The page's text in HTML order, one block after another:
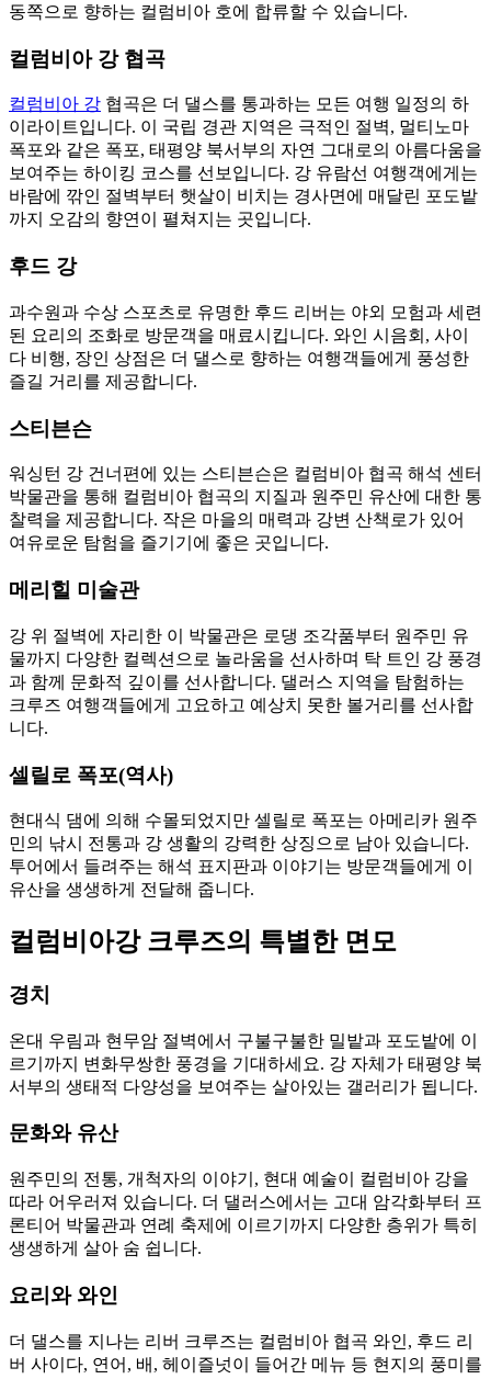
동쪽으로 향하는 컬럼비아 호에 합류할 수 있습니다.
컬럼비아 강 협곡
컬럼비아 강 협곡은 더 댈스를 통과하는 모든 여행 일정의 하
이라이트입니다. 이 국립 경관 지역은 극적인 절벽, 멀티노마
폭포와 같은 폭포, 태평양 북서부의 자연 그대로의 아름다움을
보여주는 하이킹 코스를 선보입니다. 강 유람선 여행객에게는
바람에 깎인 절벽부터 햇살이 비치는 경사면에 매달린 포도밭
까지 오감의 향연이 펼쳐지는 곳입니다.
후드 강
과수원과 수상 스포츠로 유명한 후드 리버는 야외 모험과 세련
된 요리의 조화로 방문객을 매료시킵니다. 와인 시음회, 사이
다 비행, 장인 상점은 더 댈스로 향하는 여행객들에게 풍성한
즐길 거리를 제공합니다.
스티븐슨
워싱턴 강 건너편에 있는 스티븐슨은 컬럼비아 협곡 해석 센터
박물관을 통해 컬럼비아 협곡의 지질과 원주민 유산에 대한 통
찰력을 제공합니다. 작은 마을의 매력과 강변 산책로가 있어
여유로운 탐험을 즐기기에 좋은 곳입니다.
메리힐 미술관
강 위 절벽에 자리한 이 박물관은 로댕 조각품부터 원주민 유
물까지 다양한 컬렉션으로 놀라움을 선사하며 탁 트인 강 풍경
과 함께 문화적 깊이를 선사합니다. 댈러스 지역을 탐험하는
크루즈 여행객들에게 고요하고 예상치 못한 볼거리를 선사합
니다.
셀릴로 폭포(역사)
현대식 댐에 의해 수몰되었지만 셀릴로 폭포는 아메리카 원주
민의 낚시 전통과 강 생활의 강력한 상징으로 남아 있습니다.
투어에서 들려주는 해석 표지판과 이야기는 방문객들에게 이
유산을 생생하게 전달해 줍니다.
컬럼비아강 크루즈의 특별한 면모
경치
온대 우림과 현무암 절벽에서 구불구불한 밀밭과 포도밭에 이
르기까지 변화무쌍한 풍경을 기대하세요. 강 자체가 태평양 북
서부의 생태적 다양성을 보여주는 살아있는 갤러리가 됩니다.
문화와 유산
원주민의 전통, 개척자의 이야기, 현대 예술이 컬럼비아 강을
따라 어우러져 있습니다. 더 댈러스에서는 고대 암각화부터 프
론티어 박물관과 연례 축제에 이르기까지 다양한 층위가 특히
생생하게 살아 숨 쉽니다.
요리와 와인
더 댈스를 지나는 리버 크루즈는 컬럼비아 협곡 와인, 후드 리
버 사이다, 연어, 배, 헤이즐넛이 들어간 메뉴 등 현지의 풍미를